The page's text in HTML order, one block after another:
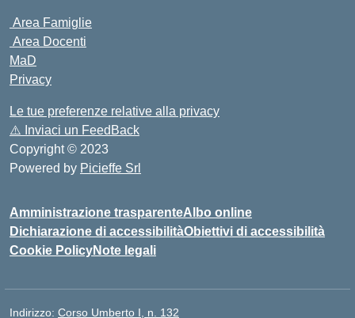
Area Famiglie
Area Docenti
MaD
Privacy
Le tue preferenze relative alla privacy
⚠️ Inviaci un FeedBack
Copyright © 2023
Powered by Picieffe Srl
Amministrazione trasparenteAlbo online
Dichiarazione di accessibilitàObiettivi di accessibilità
Cookie PolicyNote legali
Indirizzo: Corso Umberto I, n. 132